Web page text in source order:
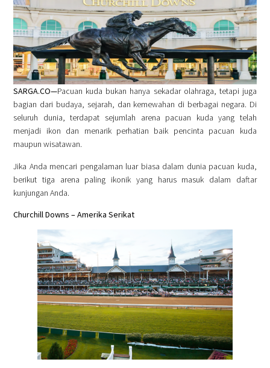
SARGA.CO—Pacuan kuda bukan hanya sekadar olahraga, tetapi juga
bagian dari budaya, sejarah, dan kemewahan di berbagai negara. Di
seluruh dunia, terdapat sejumlah arena pacuan kuda yang telah
menjadi ikon dan menarik perhatian baik pencinta pacuan kuda
maupun wisatawan.
Jika Anda mencari pengalaman luar biasa dalam dunia pacuan kuda,
berikut tiga arena paling ikonik yang harus masuk dalam daftar
kunjungan Anda.
Churchill Downs – Amerika Serikat